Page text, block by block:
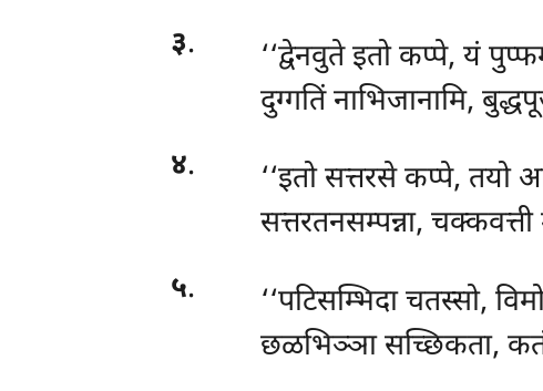
३.
‘‘द्वेनवुते इतो कप्पे, यं
दुग्गतिं नाभिजानामि,
४.
‘‘इतो सत्तरसे कप्पे, तयो
सत्तरतनसम्पन्ना,
५.
‘‘पटिसम्भिदा चतस्सो,
छळभिञ्ञा सच्छिकता, कतं